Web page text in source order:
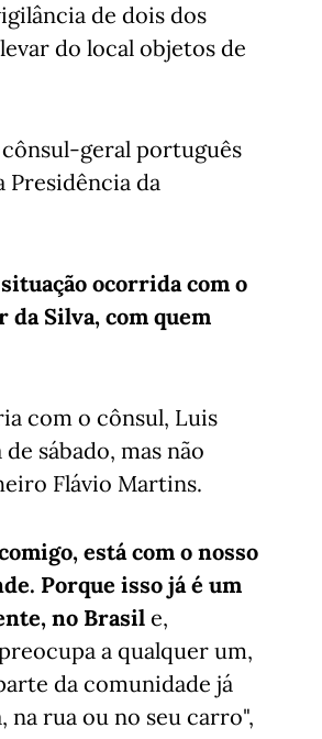
de dois dos
do local objetos de
cônsul-geral português
Presidência da
ocorrida com o
da Silva, com quem
com o cônsul, Luis
sábado, mas não
Flávio Martins.
está com o nosso
Porque isso já é um
no Brasil e,
a qualquer um,
da comunidade já
na rua ou no seu carro",